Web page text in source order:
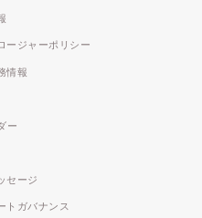
ージャーポリシー
情報
ー
セージ
トガバナンス